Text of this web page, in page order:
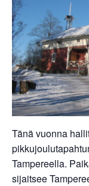
Tänä vuonna
Tampereella.
sijaitsee